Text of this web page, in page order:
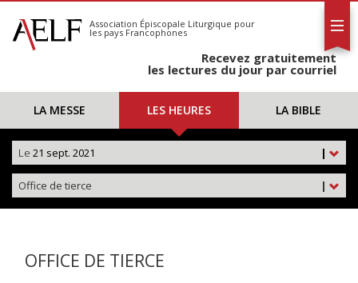
S'abonner
Calendrier
Association Épiscopale Liturgique pour
les pays Francophones
Recevez gratuitement
les lectures du jour par courriel
LA MESSE LES HEURES LA BIBLE
|
Le 21 sept. 2021
|
Office de tierce
OFFICE DE TIERCE